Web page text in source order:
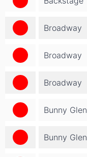
Broadway
Broadway
Broadway
Bunny Glen
Bunny Glen